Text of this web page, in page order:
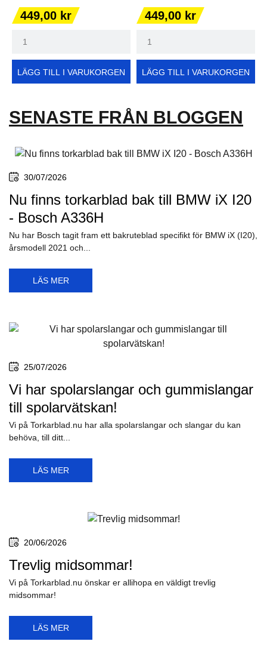
Pris
449,00 kr
LÄGG TILL I VARUKORGEN
Pris
449,00 kr
LÄGG TILL I VARUKORGEN
SENASTE FRÅN BLOGGEN
30/07/2026
Nu finns torkarblad bak till BMW iX I20
- Bosch A336H
Nu har Bosch tagit fram ett bakruteblad specifikt för BMW iX (I20),
årsmodell 2021 och...
LÄS MER
25/07/2026
Vi har spolarslangar och gummislangar
till spolarvätskan!
Vi på Torkarblad.nu har alla spolarslangar och slangar du kan
behöva, till ditt...
LÄS MER
20/06/2026
Trevlig midsommar!
Vi på Torkarblad.nu önskar er allihopa en väldigt trevlig
midsommar!
LÄS MER